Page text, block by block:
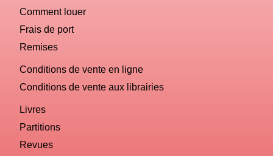
Comment louer
Frais de port
Remises
Conditions de vente en ligne
Conditions de vente aux librairies
Livres
Partitions
Revues